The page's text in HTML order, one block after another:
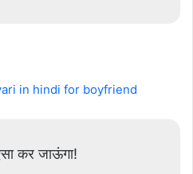
in hindi for boyfriend
कर जाऊंगा!